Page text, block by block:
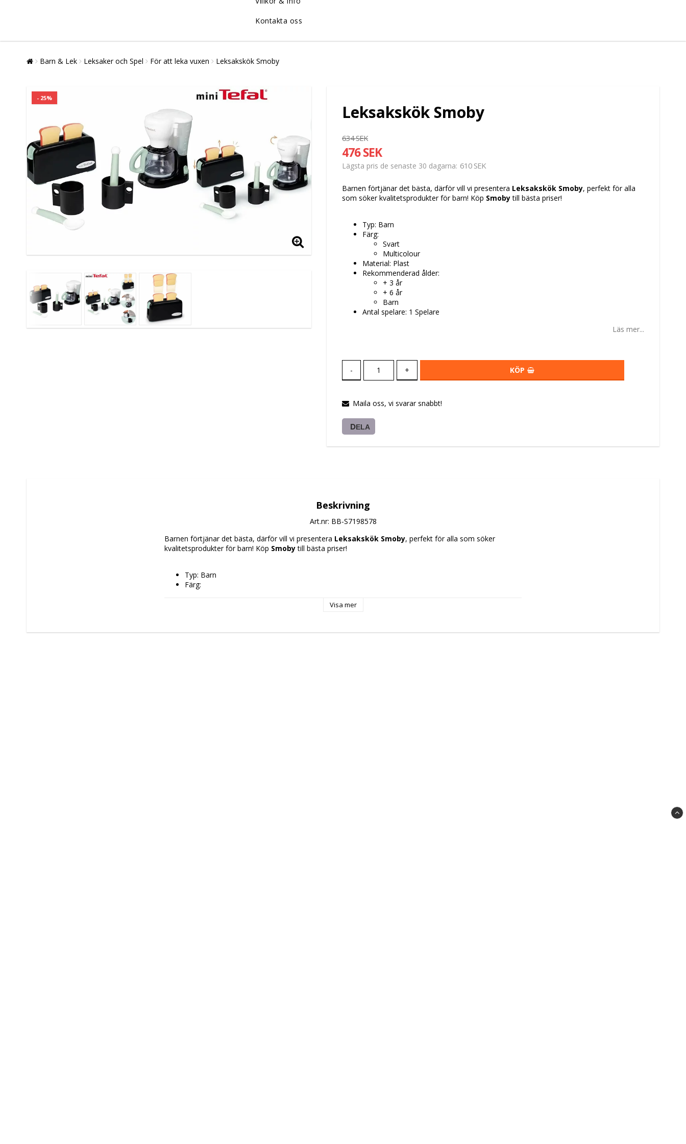
Kontakta oss
Barn & Lek Leksaker och Spel För att leka vuxen Leksakskök Smoby
- 25%
Leksakskök Smoby
634 SEK
476 SEK
Lägsta pris de senaste 30 dagarna 610 SEK
Barnen förtjänar det bästa, därför vill vi presentera Leksakskök Smoby, perfekt för alla
som söker kvalitetsprodukter för barn! Köp Smobytill bästa priser!
Typ: Barn
Färg:
Svart
Multicolour
Material: Plast
Rekommenderad ålder:
+ 3 år
+ 6 år
Barn
Antal spelare: 1 Spelare
Läs mer...
- + KÖP
Maila oss, vi svarar snabbt!
DELA
Beskrivning
Art.nr: BB-S7198578
Barnen förtjänar det bästa, därför vill vi presentera Leksakskök Smoby, perfekt för alla som söker
kvalitetsprodukter för barn! Köp Smoby till bästa priser!
Typ: Barn
Färg:
+ 3 år
Visa mer